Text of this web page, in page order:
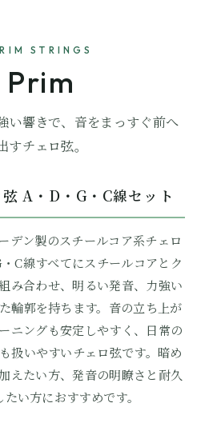
STRINGS
Prim
い響きで、音をまっすぐ前へ
すチェロ弦。
A・D・G・C線セット
デン製のスチールコア系チェロ
C線すべてにスチールコアとク
み合わせ、明るい発音、力強い
輪郭を持ちます。音の立ち上が
ニングも安定しやすく、日常の
扱いやすいチェロ弦です。暗め
えたい方、発音の明瞭さと耐久
い方におすすめです。